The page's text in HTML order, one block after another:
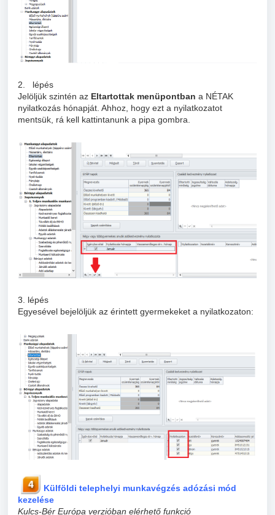
2. lépés
Jelöljük szintén az Eltartottak menüpontban a NÉTAK
nyilatkozás hónapját. Ahhoz, hogy ezt a nyilatkozatot
mentsük, rá kell kattintanunk a pipa gombra.
3. lépés
Egyesével bejelöljük az érintett gyermekeket a nyilatkozaton:
Külföldi telephelyi munkavégzés adózási mód
kezelése
Kulcs-Bér Európa verzióban elérhető funkció